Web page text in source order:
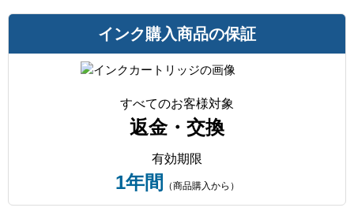
インク購入商品の保証
すべてのお客様対象
返金・交換
有効期限
1年間 （商品購入から）